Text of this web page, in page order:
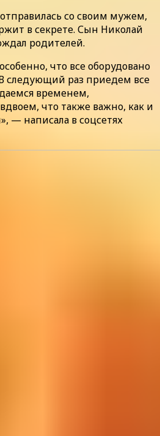
со своим мужем,
в секрете. Сын Николай
родителей.
что все оборудовано
следующий раз приедем все
временем,
что также важно, как и
— написала в соцсетях